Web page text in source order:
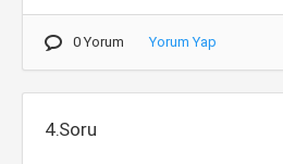
0 Yorum Yorum Yap
4.Soru